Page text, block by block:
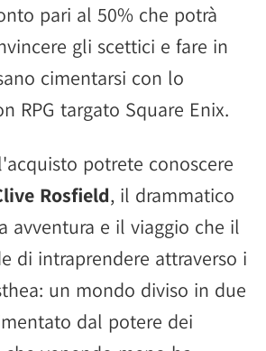
pari al 50% che potrà
gli scettici e fare in
cimentarsi con lo
RPG targato Square Enix.
potrete conoscere
Rosfield, il drammatico
avventura e il viaggio che il
di intraprendere attraverso i
un mondo diviso in due
dal potere dei